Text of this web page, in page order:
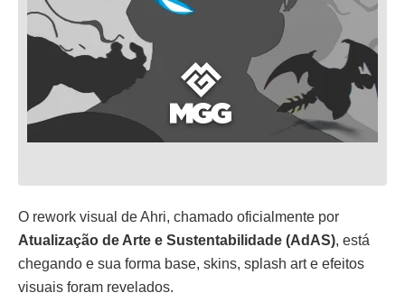
O rework visual de Ahri, chamado oficialmente por
Atualização de Arte e Sustentabilidade (AdAS), está
chegando e sua forma base, skins, splash art e efeitos
visuais foram revelados.